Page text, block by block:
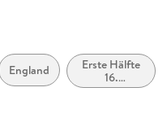
England
Erste Hälfte
16.
Jahrhundert